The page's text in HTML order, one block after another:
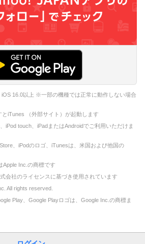
iOS 16.0以上 ※一部の機種では正常に動作しない場合
とiTunes （外部サイト）が起動します
iPod touch、iPadまたはAndroidでご利用いただけま
、iPodのロゴ、iTunesは、米国および他国の
Apple Inc.の商標です
会社のライセンスに基づき使用されています
All rights reserved.
Play、Google Playロゴは、Google Inc.の商標ま